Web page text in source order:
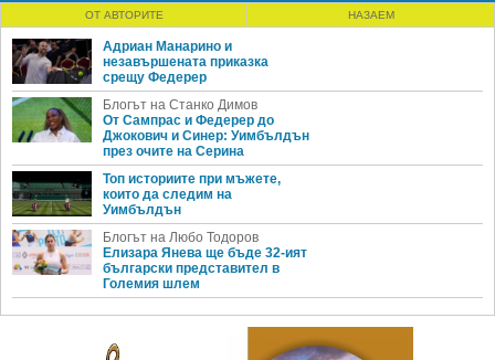
ОТ АВТОРИТЕ НАЗАЕМ
Адриан Манарино и
незавършената приказка
срещу Федерер
Блогът на Станко Димов
От Сампрас и Федерер до
Джокович и Синер: Уимбълдън
през очите на Серина
Топ историите при мъжете,
които да следим на
Уимбълдън
Блогът на Любо Тодоров
Елизара Янева ще бъде 32-ият
български представител в
Големия шлем